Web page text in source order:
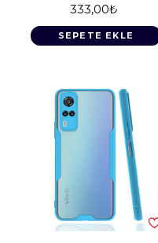
333,00₺
SEPETE EKLE